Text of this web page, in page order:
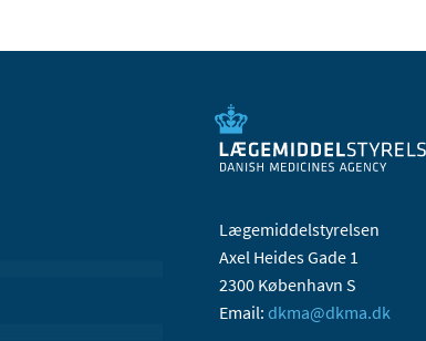
Lægemiddelstyrelsen
Axel Heides Gade 1
2300 København S
Email: dkma@dkma.dk